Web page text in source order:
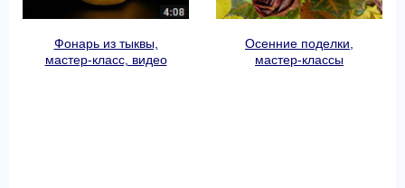
Фонарь из тыквы,
мастер-класс, видео
Осенние поделки,
мастер-классы